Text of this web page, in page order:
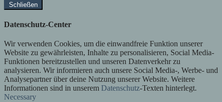
Schließen
Datenschutz-Center
Wir verwenden Cookies, um die einwandfreie Funktion unserer
Website zu gewährleisten, Inhalte zu personalisieren, Social Media-
Funktionen bereitzustellen und unseren Datenverkehr zu
analysieren. Wir informieren auch unsere Social Media-, Werbe- und
Analysepartner über deine Nutzung unserer Website. Weitere
Informationen sind in unserem Datenschutz-Texten hinterlegt.
Necessary